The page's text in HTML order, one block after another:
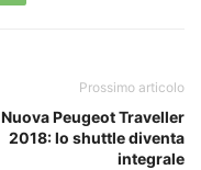
Prossimo articolo
Nuova Peugeot Traveller
2018: lo shuttle diventa
integrale